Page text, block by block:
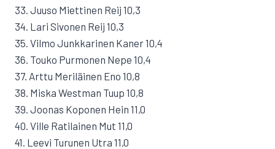
33. Juuso Miettinen Reij 10,3
34. Lari Sivonen Reij 10,3
35. Vilmo Junkkarinen Kaner 10,4
36. Touko Purmonen Nepe 10,4
37. Arttu Meriläinen Eno 10,8
38. Miska Westman Tuup 10,8
39. Joonas Koponen Hein 11,0
40. Ville Ratilainen Mut 11,0
41. Leevi Turunen Utra 11,0